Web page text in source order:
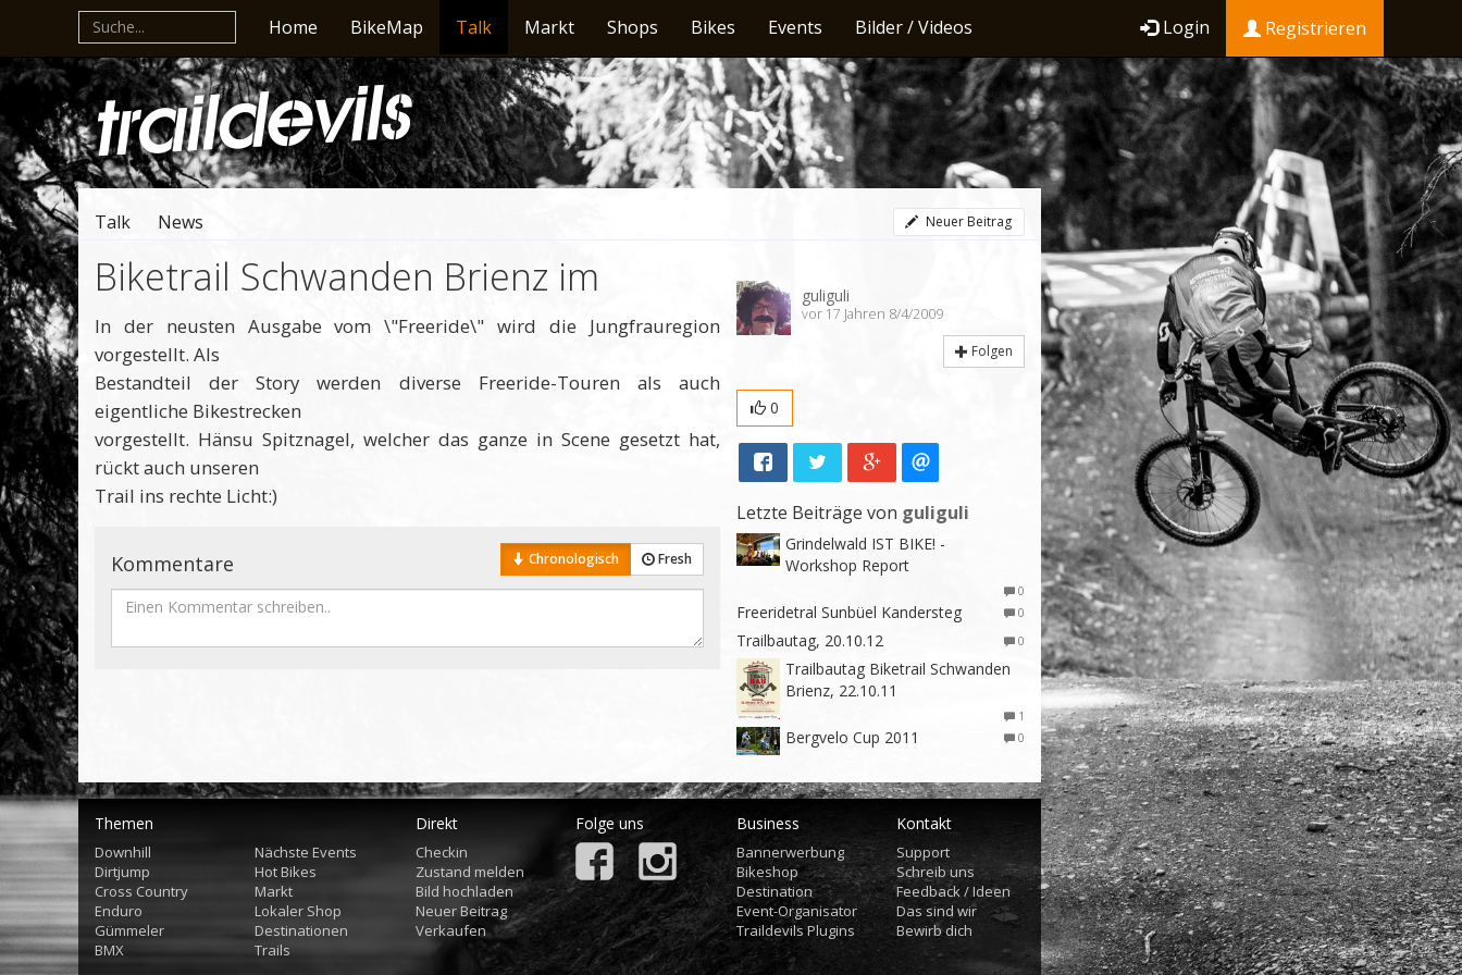
Home BikeMap Talk Markt Shops Bikes Events Bilder / Videos Login Registrieren
Talk News Neuer Beitrag
Biketrail Schwanden Brienz im
In der neusten Ausgabe vom \"Freeride\" wird die Jungfrauregion
vorgestellt. Als
Bestandteil der Story werden diverse Freeride-Touren als auch
eigentliche Bikestrecken
vorgestellt. Hänsu Spitznagel, welcher das ganze in Scene gesetzt hat,
rückt auch unseren
Trail ins rechte Licht:)
Kommentare Chronologisch Fresh
guliguli
vor 17 Jahren 8/4/2009
Folgen
0
Letzte Beiträge von guliguli
Grindelwald IST BIKE! -
Workshop Report
0
Freeridetral Sunbüel Kandersteg 0
Trailbautag, 20.10.12 0
Trailbautag Biketrail Schwanden
Brienz, 22.10.11
1
Bergvelo Cup 2011 0
Themen
Downhill
Dirtjump
Cross Country
Enduro
Gümmeler
BMX
Nächste Events
Hot Bikes
Markt
Lokaler Shop
Destinationen
Trails
Direkt
Checkin
Zustand melden
Bild hochladen
Neuer Beitrag
Verkaufen
Folge uns Business
Bannerwerbung
Bikeshop
Destination
Event-Organisator
Traildevils Plugins
Kontakt
Support
Schreib uns
Feedback / Ideen
Das sind wir
Bewirb dich